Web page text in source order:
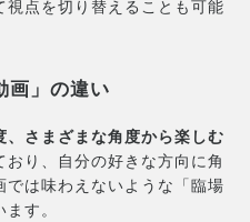
点を切り替えることも可能
画」の違い
、さまざまな角度から楽しむ
おり、自分の好きな方向に角
では味わえないような「臨場
す。